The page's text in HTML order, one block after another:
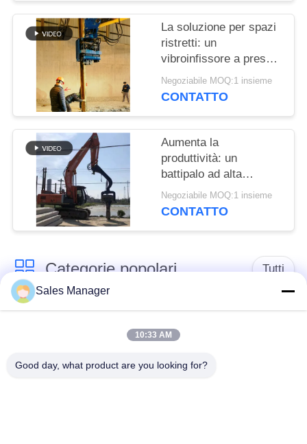
La soluzione per spazi
ristretti: un
vibroinfissore a presa
laterale con design
compatto per cantieri
Negoziabile MOQ:1 insieme
CONTATTO
Aumenta la
produttività: un
battipalo ad alta
velocità con potente
vibrazione per
Negoziabile MOQ:1 insieme
CONTATTO
Categorie popolari Tutti
escavatore montato
battipalo
Martello elettrico
Piledriver laterale
Sales Manager
10:33 AM
Good day, what product are you looking for?